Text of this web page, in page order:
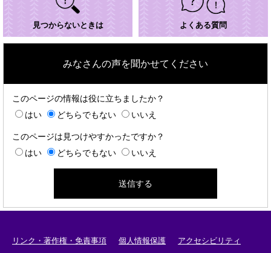
見つからないときは よくある質問
みなさんの声を聞かせてください
このページの情報は役に立ちましたか？
はい
どちらでもない いいえ
このページは見つけやすかったですか？
はい
どちらでもない いいえ
リンク・著作権・免責事項 個人情報保護 アクセシビリティ